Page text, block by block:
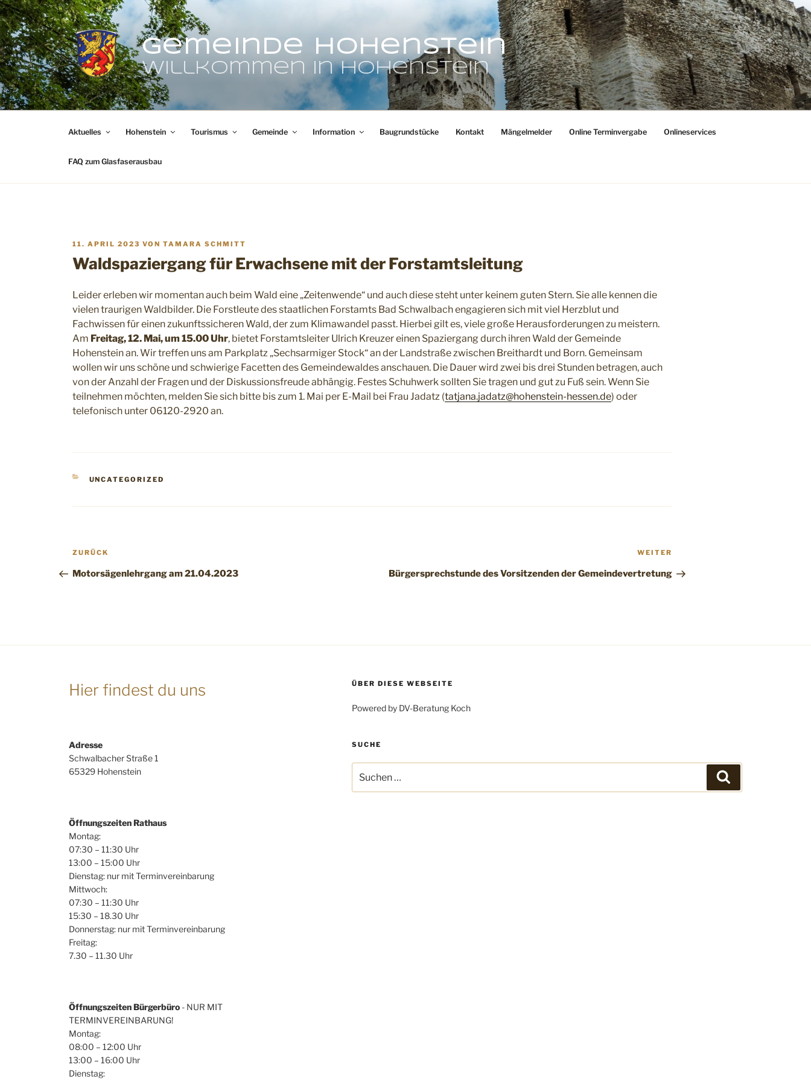
Zum
Inhalt
springen
Gemeinde Hohenstein
Willkommen in Hohenstein
Aktuelles Hohenstein Tourismus Gemeinde Information Baugrundstücke Kontakt Mängelmelder Online Terminvergabe Onlineservices
FAQ zum Glasfaserausbau
VERÖFFENTLICHT
AM
11. APRIL 2023 VON TAMARA SCHMITT
Waldspaziergang für Erwachsene mit der Forstamtsleitung
Leider erleben wir momentan auch beim Wald eine „Zeitenwende“ und auch diese steht unter keinem guten Stern. Sie alle kennen die
vielen traurigen Waldbilder. Die Forstleute des staatlichen Forstamts Bad Schwalbach engagieren sich mit viel Herzblut und
Fachwissen für einen zukunftssicheren Wald, der zum Klimawandel passt. Hierbei gilt es, viele große Herausforderungen zu meistern.
Am Freitag, 12. Mai, um 15.00 Uhr, bietet Forstamtsleiter Ulrich Kreuzer einen Spaziergang durch ihren Wald der Gemeinde
Hohenstein an. Wir treffen uns am Parkplatz „Sechsarmiger Stock“ an der Landstraße zwischen Breithardt und Born. Gemeinsam
wollen wir uns schöne und schwierige Facetten des Gemeindewaldes anschauen. Die Dauer wird zwei bis drei Stunden betragen, auch
von der Anzahl der Fragen und der Diskussionsfreude abhängig. Festes Schuhwerk sollten Sie tragen und gut zu Fuß sein. Wenn Sie
teilnehmen möchten, melden Sie sich bitte bis zum 1. Mai per E-Mail bei Frau Jadatz (tatjana.jadatz@hohenstein-hessen.de) oder
telefonisch unter 06120-2920 an.
KATEGORIEN
UNCATEGORIZED
Beitragsnavigation
Vorheriger
ZURÜCK
Motorsägenlehrgang am 21.04.2023
WEITER
Bürgersprechstunde des Vorsitzenden der Gemeindevertretung
Hier findest du uns
Adresse
Schwalbacher Straße 1
65329 Hohenstein
Öffnungszeiten Rathaus
Montag:
07:30 – 11:30 Uhr
13:00 – 15:00 Uhr
Dienstag: nur mit Terminvereinbarung
Mittwoch:
07:30 – 11:30 Uhr
15:30 – 18.30 Uhr
Donnerstag: nur mit Terminvereinbarung
Freitag:
7.30 – 11.30 Uhr
Öffnungszeiten Bürgerbüro - NUR MIT
TERMINVEREINBARUNG!
Montag:
08:00 – 12:00 Uhr
13:00 – 16:00 Uhr
Dienstag:
ÜBER DIESE WEBSEITE
Powered by DV-Beratung Koch
SUCHE
nach: